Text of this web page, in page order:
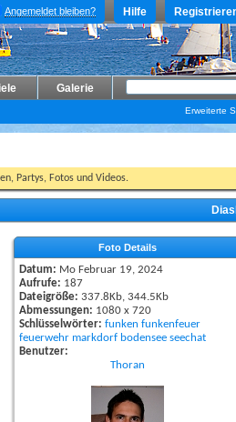
Hilfe
Angemeldet bleiben?
Galerie
Erweiterte
Partys, Fotos und Videos.
Foto Details
Datum: Mo Februar 19, 2024
Aufrufe: 187
Dateigröße: 337.8Kb, 344.5Kb
Abmessungen: 1080 x 720
Schlüsselwörter: funken funkenfeuer
feuerwehr markdorf bodensee seechat
Benutzer:
Thoran